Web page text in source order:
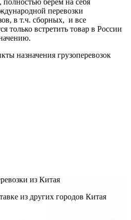
берем на себя
перевозки
в т.ч. сборных, и все
только встретить товар в России
назначения грузоперевозок
из Китая
из других городов Китая